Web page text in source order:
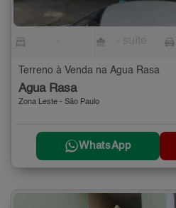
Terreno à Venda na Água Rasa
Água Rasa
Zona Leste - São Paulo
WhatsApp